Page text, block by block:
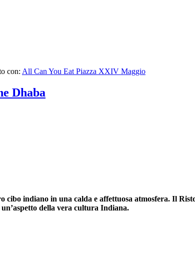
con: All Can You Eat Piazza XXIV Maggio
Dhaba
cibo indiano in una calda e affettuosa atmosfera. Il
della vera cultura Indiana.